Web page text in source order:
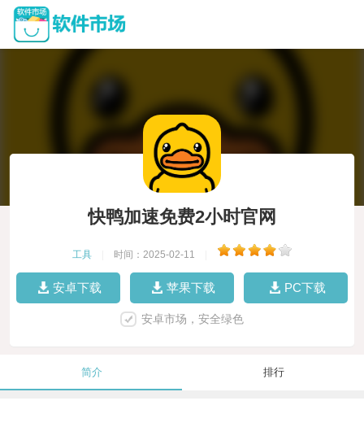
快鸭加速免费2小时官网
工具 时间：2025-02-11
安卓下载 苹果下载 PC下载
安卓市场，安全绿色
简介 排行